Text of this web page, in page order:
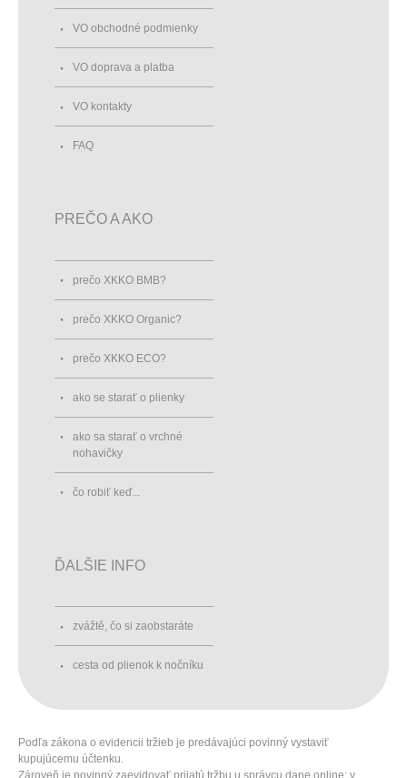
VO obchodné podmienky
VO doprava a platba
VO kontakty
FAQ
PREČO A AKO
prečo XKKO BMB?
prečo XKKO Organic?
prečo XKKO ECO?
ako se starať o plienky
ako sa starať o vrchné
nohavičky
čo robiť keď...
ĎALŠIE INFO
zvážtě, čo si zaobstaráte
cesta od plienok k nočníku
Podľa zákona o evidencii tržieb je predávajúci povinný vystaviť
kupujúcemu účtenku.
Zároveň je povinný zaevidovať prijatú tržbu u správcu dane online; v